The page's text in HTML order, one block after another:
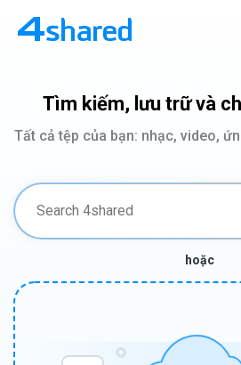
Tìm kiếm, lưu trữ và
Tất cả tệp của bạn: nhạc, video,
hoặc